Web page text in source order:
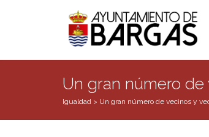
Un gran número de
Igualdad > Un gran número de vecinos y